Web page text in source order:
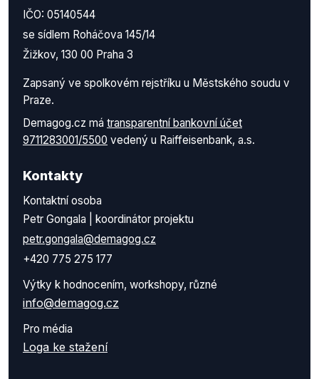
IČO: 05140544
se sídlem Roháčova 145/14
Žižkov, 130 00 Praha 3
Zapsaný ve spolkovém rejstříku u Městského soudu v
Praze.
Demagog.cz má transparentní bankovní účet
9711283001/5500 vedený u Raiffeisenbank, a.s.
Kontakty
Kontaktní osoba
Petr Gongala | koordinátor projektu
petr.gongala@demagog.cz
+420 775 275 177
Výtky k hodnocením, workshopy, různé
info@demagog.cz
Pro média
Loga ke stažení